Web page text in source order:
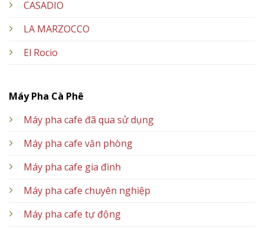
CASADIO
LA MARZOCCO
El Rocio
Máy Pha Cà Phê
Máy pha cafe đã qua sử dụng
Máy pha cafe văn phòng
Máy pha cafe gia đình
Máy pha cafe chuyên nghiệp
Máy pha cafe tự động